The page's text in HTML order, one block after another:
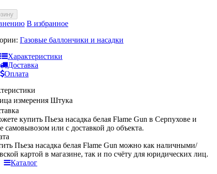
В избранное
Газовые баллончики и насадки
Характеристики
Доставка
Оплата
измерения Штука
купить Пьеза насадка белая Flame Gun в Серпухове и
самовывозом или с доставкой до объекта.
Пьеза насадка белая Flame Gun можно как наличными/
картой в магазине, так и по счёту для юридических лиц.
Каталог